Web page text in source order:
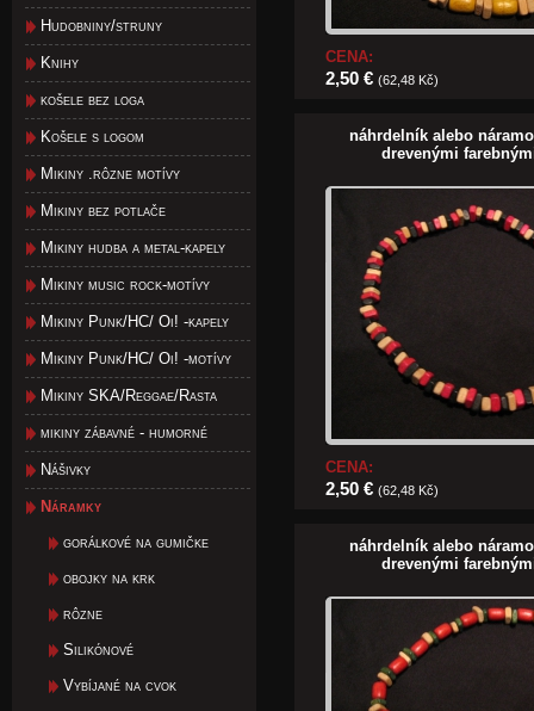
Hudobniny/struny
Knihy
košele bez loga
Košele s logom
Mikiny .rôzne motívy
Mikiny bez potlače
Mikiny hudba a metal-kapely
Mikiny music rock-motívy
Mikiny Punk/HC/ Oi! -kapely
Mikiny Punk/HC/ Oi! -motívy
Mikiny SKA/Reggae/Rasta
mikiny zábavné - humorné
Nášivky
Náramky
gorálkové na gumičke
obojky na krk
rôzne
Silikónové
Vybíjané na cvok
CENA:
2,50 € (62,48 Kč)
náhrdelník alebo
drevenými
CENA:
2,50 € (62,48 Kč)
náhrdelník alebo
drevenými